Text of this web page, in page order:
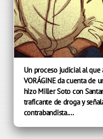
Un proceso judicial al que
VORÁGINE da cuenta de
hizo Miller Soto con
traficante de droga y
contrabandista....